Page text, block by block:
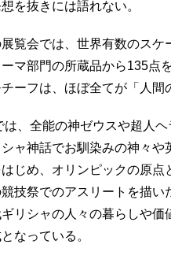
を抜きには語れない。
覧会では、世界有数のスケ
マ部門の所蔵品から135点
ーフは、ほぼ全てが「人間
、全能の神ゼウスや超人ヘ
ャ神話でお馴染みの神々や
じめ、オリンピックの原点
技祭でのアスリートを描い
リシャの人々の暮らしや価
なっている。